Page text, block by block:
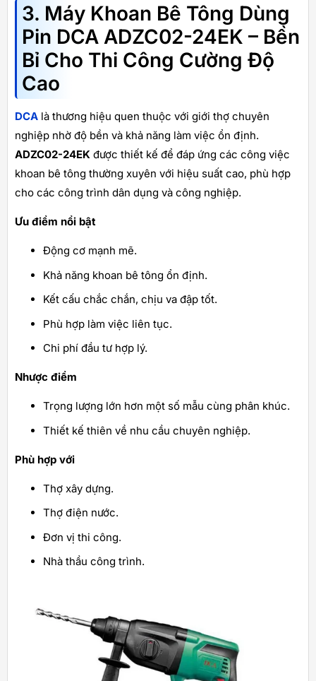
3. Máy Khoan Bê Tông Dùng
Pin DCA ADZC02-24EK – Bền
Bỉ Cho Thi Công Cường Độ
Cao
DCA là thương hiệu quen thuộc với giới thợ chuyên
nghiệp nhờ độ bền và khả năng làm việc ổn định.
ADZC02-24EK được thiết kế để đáp ứng các công việc
khoan bê tông thường xuyên với hiệu suất cao, phù hợp
cho các công trình dân dụng và công nghiệp.
Ưu điểm nổi bật
Động cơ mạnh mẽ.
Khả năng khoan bê tông ổn định.
Kết cấu chắc chắn, chịu va đập tốt.
Phù hợp làm việc liên tục.
Chi phí đầu tư hợp lý.
Nhược điểm
Trọng lượng lớn hơn một số mẫu cùng phân khúc.
Thiết kế thiên về nhu cầu chuyên nghiệp.
Phù hợp với
Thợ xây dựng.
Thợ điện nước.
Đơn vị thi công.
Nhà thầu công trình.